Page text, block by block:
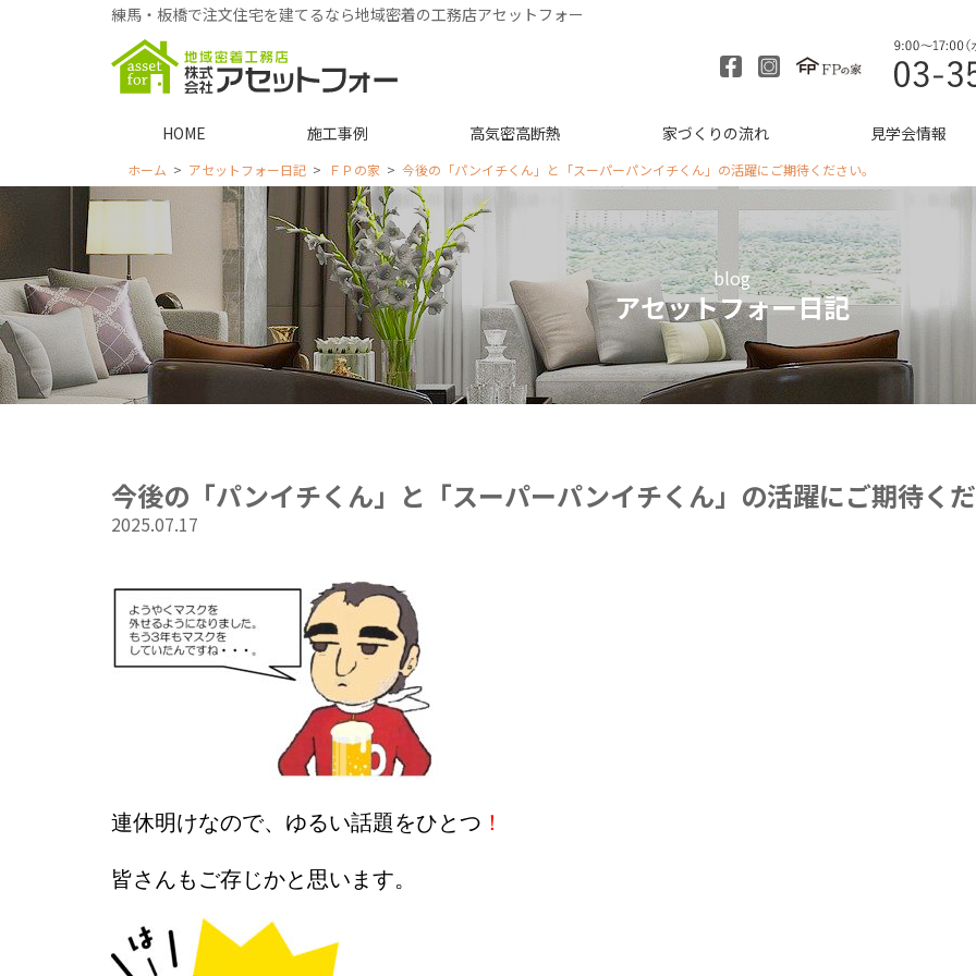
練馬・板橋で注文住宅を建てるなら地域密着の工務店アセットフォー
HOME 施工事例 高気密高断熱 家づくりの流れ 見学会情報
ホーム アセットフォー日記 ＦＰの家 今後の「パンイチくん」と「スーパーパンイチくん」の活躍にご期待ください。
blog
アセットフォー日記
今後の「パンイチくん」と「スーパーパンイチくん」の活躍にご期待く
2025.07.17
連休明けなので、ゆるい話題をひとつ ！
皆さんもご存じかと思います。